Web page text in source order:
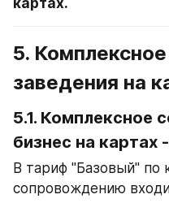
5.
заведения на
5.1. Комплексное
бизнес на картах
В тариф "Базовый" по
сопровождению